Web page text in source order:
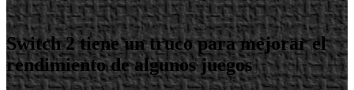
Switch 2 tiene un truco para mejorar el
rendimiento de algunos juegos